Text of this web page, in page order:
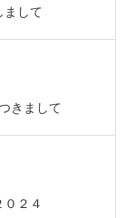
して
きまして
２４